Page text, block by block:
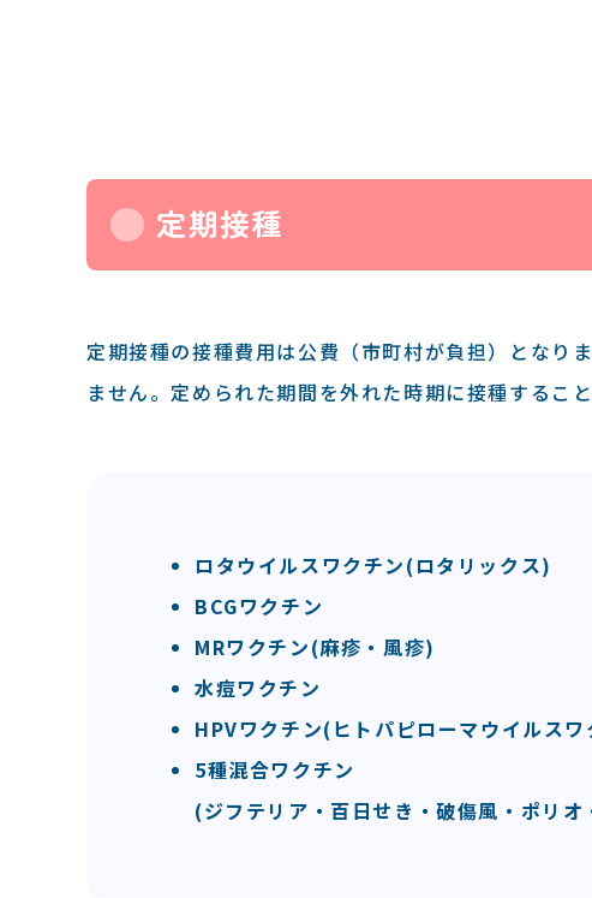
定期接種
定期接種の接種費⽤は公費（市町村が負担）となり
ません。定められた期間を外れた時期に接種するこ
ロタウイルスワクチン(ロタリックス)
BCGワクチン
MRワクチン(麻疹‧風疹)
水痘ワクチン
HPVワクチン(ヒトパピローマウイルス
5種混合ワクチン
(ジフテリア・百日せき・破傷風・ポリオ